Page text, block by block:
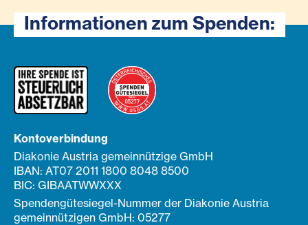
Informationen zum Spenden:
Kontoverbindung
Diakonie Austria gemeinnützige GmbH
IBAN: AT07 2011 1800 8048 8500
BIC: GIBAATWWXXX
Spendengütesiegel-Nummer der Diakonie Austria
gemeinnützigen GmbH: 05277